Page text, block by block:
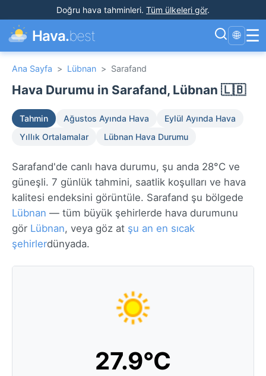
Doğru hava tahminleri. Tüm ülkeleri gör.
Hava.best 🌐 ☰
Ana Sayfa > Lübnan > Sarafand
Hava Durumu in Sarafand, Lübnan 🇱🇧
Tahmin Ağustos Ayında Hava
Eylül Ayında Hava
Yıllık Ortalamalar
Lübnan Hava Durumu
Sarafand'de canlı hava durumu, şu anda 28°C ve
güneşli. 7 günlük tahmini, saatlik koşulları ve hava
kalitesi endeksini görüntüle. Sarafand şu bölgede
Lübnan — tüm büyük şehirlerde hava durumunu
gör Lübnan, veya göz at şu an en sıcak
şehirlerdünyada.
27.9°C